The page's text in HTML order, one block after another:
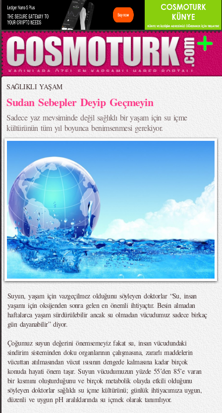
SAĞLIKLI YAŞAM
Sudan Sebepler Deyip Geçmeyin
Sadece yaz mevsiminde değil sağlıklı bir yaşam için su içme
kültürünün tüm yıl boyunca benimsenmesi gerekiyor.
Suyun, yaşam için vazgeçilmez olduğunu söyleyen doktorlar “Su, insan
yaşamı için oksijenden sonra gelen en önemli ihtiyaçtır. Besin almadan
haftalarca yaşam sürdürülebilir ancak su olmadan vücudumuz sadece birkaç
gün dayanabilir” diyor.
Çoğumuz suyun değerini önemsemeyiz fakat su, insan vücudundaki
sindirim sisteminden doku organlarının çalışmasına, zararlı maddelerin
vücuttan atılmasından vücut ısısının dengede kalmasına kadar birçok
konuda hayati önem taşır. Suyun vücudumuzun yüzde 55’den 85’e varan
bir kısmını oluşturduğunu ve birçok metabolik olayda etkili olduğunu
söyleyen doktorlar sağlıklı su içme kültürünü; günlük ihtiyacımıza uygun,
düzenli ve uygun pH aralıklarında su içmek olarak tanımlıyor.